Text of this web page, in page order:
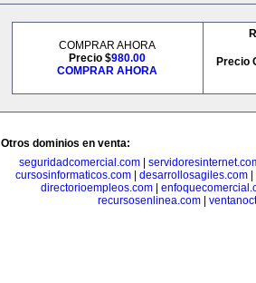
COMPRAR AHORA
Precio $980.00
COMPRAR AHORA
Precio
Otros dominios en venta:
seguridadcomercial.com|
cursosinformaticos.com
desarrollosagiles.com
directorioempleos.com
recursosenlinea.com|